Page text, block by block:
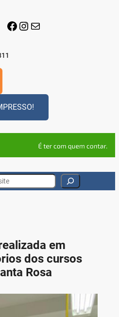
Facebook
Instagram
E-mail
em
dos cursos
Rosa